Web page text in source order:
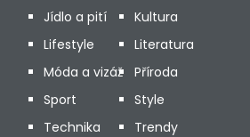
Jídlo a pití
Kultura
Lifestyle
Literatura
Móda a vizáž
Příroda
Sport
Style
Technika
Trendy